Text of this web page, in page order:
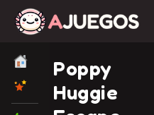
Poppy
Huggie